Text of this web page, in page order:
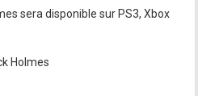
sera disponible sur PS3, Xbox
Holmes